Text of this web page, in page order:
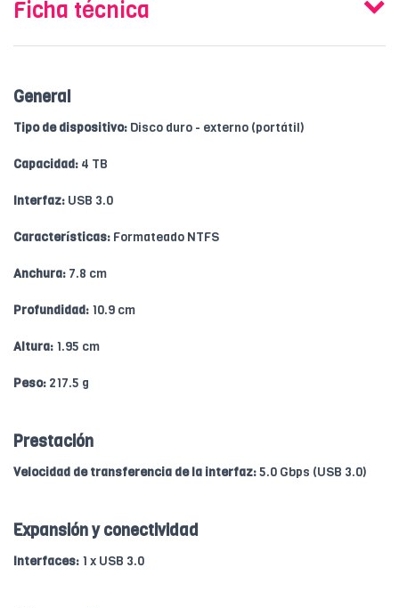
Ficha técnica
General
Tipo de dispositivo: Disco duro - externo (portátil)
Capacidad: 4 TB
Interfaz: USB 3.0
Características: Formateado NTFS
Anchura: 7.8 cm
Profundidad: 10.9 cm
Altura: 1.95 cm
Peso: 217.5 g
Prestación
Velocidad de transferencia de la interfaz:5.0 Gbps (USB 3.0)
Expansión y conectividad
Interfaces: 1 x USB 3.0